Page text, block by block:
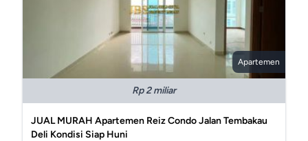
Apartemen
Rp 2 miliar
JUAL MURAH Apartemen Reiz Condo Jalan Tembakau
Deli Kondisi Siap Huni